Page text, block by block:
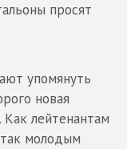
просят
упомянуть
новая
Как лейтенантам
молодым